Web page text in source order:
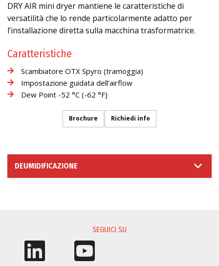
DRY AIR mini dryer mantiene le caratteristiche di
versatilità che lo rende particolarmente adatto per
l’installazione diretta sulla macchina trasformatrice.
Caratteristiche
Scambiatore OTX Spyro (tramoggia)
Impostazione guidata dell’airflow
Dew Point -52 °C (-62 °F)
Brochure Richiedi info
DEUMIDIFICAZIONE
SEGUICI SU